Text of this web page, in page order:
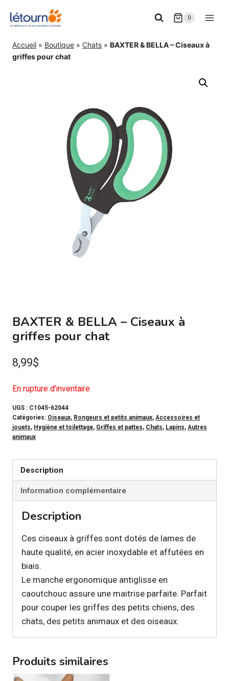
0
Accueil » Boutique » Chats » BAXTER & BELLA – Ciseaux à
griffes pour chat
BAXTER & BELLA – Ciseaux à
griffes pour chat
8,99$
En rupture d'inventaire
UGS : C1045-62044
Catégories: Oiseaux, Rongeurs et petits animaux, Accessoires et
jouets, Hygiène et toilettage, Griffes et pattes, Chats, Lapins, Autres
animaux
Description
Information complémentaire
Description
Ces ciseaux à griffes sont dotés de lames de
haute qualité, en acier inoxydable et affutées en
biais.
Le manche ergonomique antiglisse en
caoutchouc assure une maitrise parfaite. Parfait
pour couper les griffes des petits chiens, des
chats, des petits animaux et des oiseaux.
Produits similaires